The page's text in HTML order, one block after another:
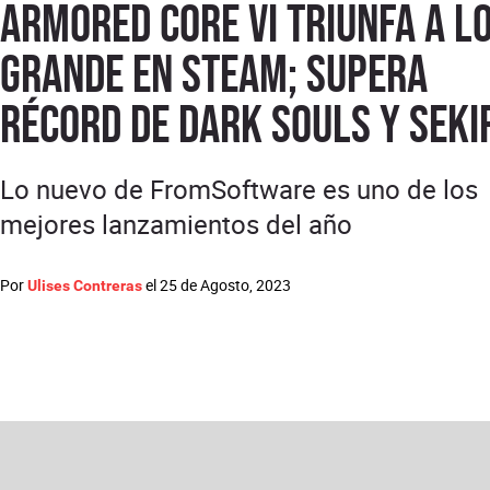
Armored Core VI triunfa a
grande en Steam; supera
récord de Dark Souls y
PorUlises Contrerasel25 de Agosto, 2023
Lo nuevo de FromSoftware es uno de los
mejores lanzamientos del año